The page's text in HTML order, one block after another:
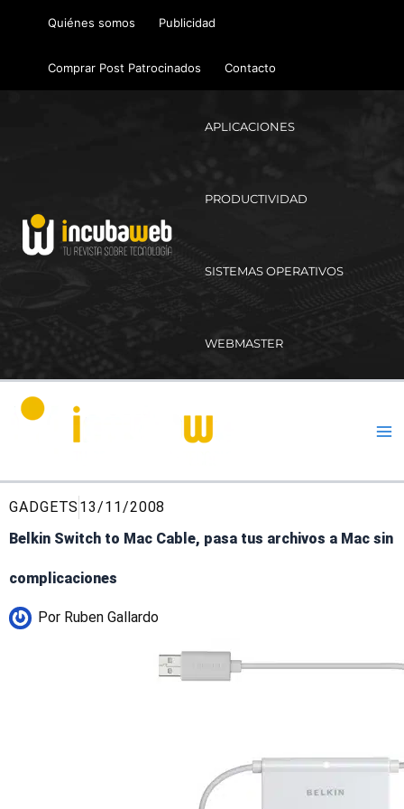
Quiénes somos Publicidad
Comprar Post Patrocinados Contacto
APLICACIONES
PRODUCTIVIDAD
SISTEMAS OPERATIVOS
WEBMASTER
GADGETS 13/11/2008
Belkin Switch to Mac Cable, pasa tus archivos a Mac sin
complicaciones
Por Ruben Gallardo